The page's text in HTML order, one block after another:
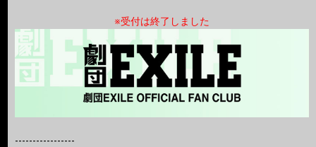
※受付は終了しました
-----------------